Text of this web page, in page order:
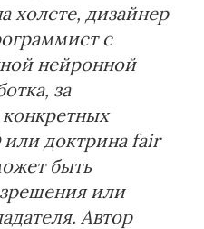
холсте, дизайнер
с
нейронной
за
или доктрина fair
быть
или
Автор